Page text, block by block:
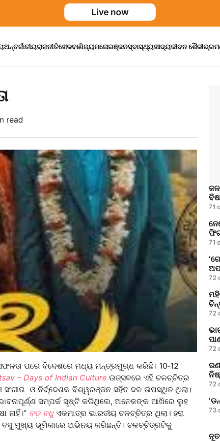
Live now
ଅନ୍ତର୍ଜାତୀୟରାଜନୀତିଖେଳବାଣିଜ୍ୟମନୋରଞ୍ଜନସ୍ବାସ୍ଥ୍ୟଖାଦ୍ୟଜୀବନ ଶୈଳୀ
read
ପରେ ବିଦେଶରେ ମଧ୍ୟ ମନ୍ତ୍ରମୁଗ୍ଧ କରିଛି। 10‑12
– Days of Indian Culture ଉତ୍ସବରେ ଏହି ଚଳଚ୍ଚିତ୍ର
ସଂଗୀତା ଓ ନିର୍ଦ୍ଦେଶକ ବିଶ୍ୱରଞ୍ଜନ ସହିତ ଦଳ ଉପସ୍ଥିତ ଥିଲା।
ଭାବନାପୂର୍ଣ୍ଣ ସମ୍ପର୍କ ସୃଷ୍ଟି କରିଥିଲେ, ଅନେକଙ୍କ ଆଖିରେ ଲୁହ
ନାହିଁ।” ବଡ଼ ବଧୁଏକମାତ୍ର ଭାରତୀୟ ଚଳଚ୍ଚିତ୍ର ଥିଲା। ହରା
ବସୁ ମୁଖ୍ୟ ଭୂମିକାରେ ଅଭିନୟ କରିଛନ୍ତି। ଚଳଚ୍ଚିତ୍ରଟିକୁ
71
71
72
72
72
72
73